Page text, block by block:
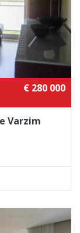
€ 280 000
Varzim